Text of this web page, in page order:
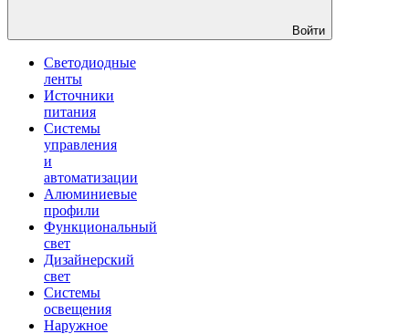
Войти
Светодиодные
ленты
Источники
питания
Системы
управления
и
автоматизации
Алюминиевые
профили
Функциональный
свет
Дизайнерский
свет
Системы
освещения
Наружное